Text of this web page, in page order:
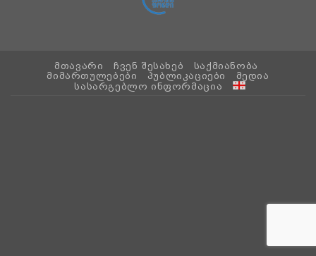
ᲛᲗᲐᲕᲐᲠᲘ ᲩᲕᲔᲜ ᲨᲔᲡᲐᲮᲔᲑ
ᲡᲐᲥᲛᲘᲐᲜᲝᲑᲐ
ᲛᲘᲛᲐᲠᲗᲣᲚᲔᲑᲔᲑᲘ
ᲞᲣᲑᲚᲘᲙᲐᲪᲘᲔᲑᲘ
ᲛᲔᲓᲘᲐ
ᲡᲐᲡᲐᲠᲒᲔᲑᲚᲝ ᲘᲜᲤᲝᲠᲛᲐᲪᲘᲐ